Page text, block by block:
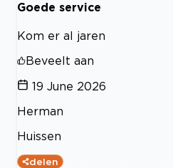
Goede service
Kom er al jaren
Beveelt aan
19 June 2026
Herman
Huissen
delen